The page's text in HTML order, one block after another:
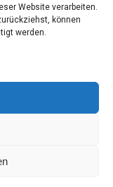
Website verarbeiten.
können
werden.
Versandarten